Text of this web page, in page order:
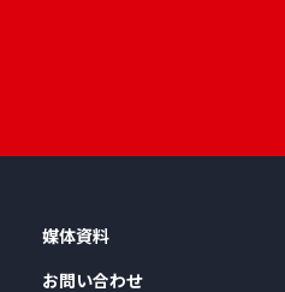
媒体資料
お問い合わせ